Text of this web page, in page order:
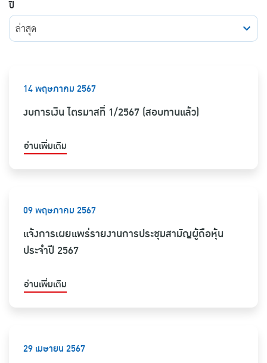
ปี
ล่าสุด
14 พฤษภาคม 2567
งบการเงิน ไตรมาสที่ 1/2567 (สอบทานแล้ว)
อ่านเพิ่มเติม
09 พฤษภาคม 2567
แจ้งการเผยแพร่รายงานการประชุมสามัญผู้ถือหุ้น
ประจำปี 2567
อ่านเพิ่มเติม
29 เมษายน 2567